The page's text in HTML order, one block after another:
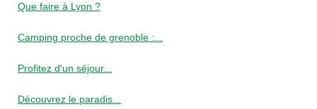
Que faire à Lyon ?
Camping proche de grenoble :...
Profitez d'un séjour...
Découvrez le paradis...